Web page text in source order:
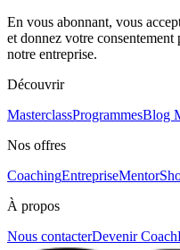
En vous abonnant, vous
et donnez votre
notre entreprise.
Découvrir
MasterclassProgrammesBlog
Nos offres
CoachingEntreprise
À propos
Nous contacterDevenir Coach